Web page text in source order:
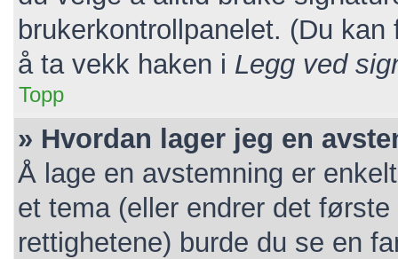
brukerkontrollpanelet. (Du
å ta vekk haken i Legg ved
Topp
» Hvordan lager jeg en
Å lage en avstemning er
et tema (eller endrer det
rettighetene) burde du se en